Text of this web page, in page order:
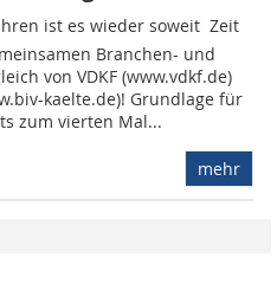
ist es wieder soweit  Zeit
Branchen- und
von VDKF (www.vdkf.de)
kaelte.de)! Grundlage für
zum vierten Mal...
mehr